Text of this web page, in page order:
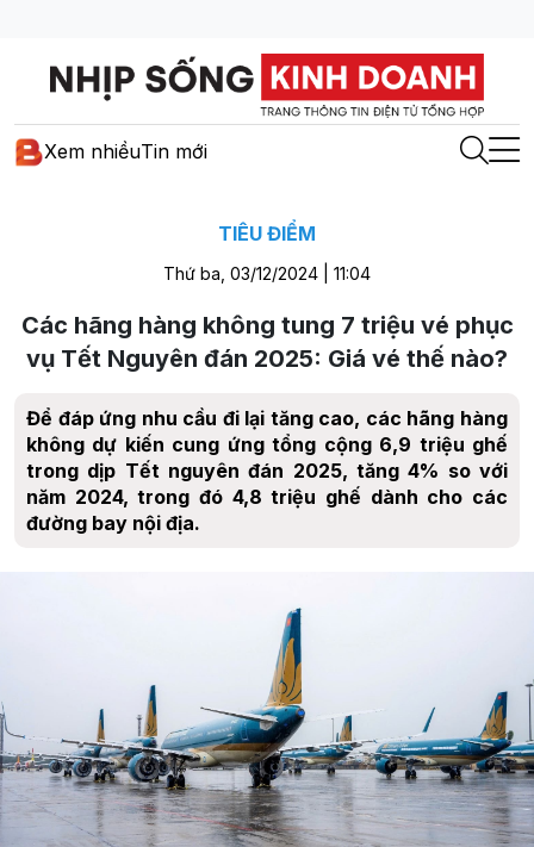
Xem nhiềuTin mới
TIÊU ĐIỂM
Thứ ba, 03/12/2024 | 11:04
Các hãng hàng không tung 7 triệu vé phục
vụ Tết Nguyên đán 2025: Giá vé thế nào?
Để đáp ứng nhu cầu đi lại tăng cao, các hãng hàng
không dự kiến cung ứng tổng cộng 6,9 triệu ghế
trong dịp Tết nguyên đán 2025, tăng 4% so với
năm 2024, trong đó 4,8 triệu ghế dành cho các
đường bay nội địa.